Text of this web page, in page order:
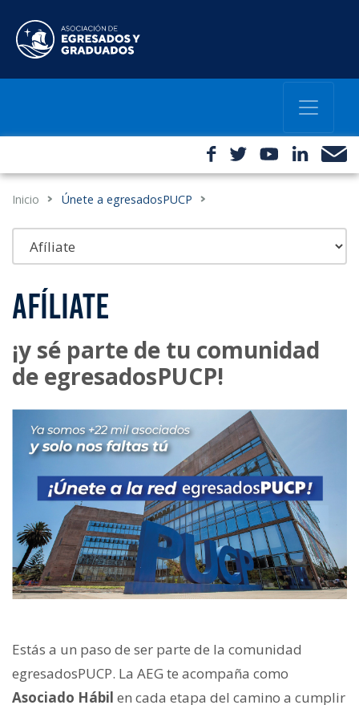
Inicio Únete a egresadosPUCP
AFÍLIATE
¡y sé parte de tu comunidad
de egresadosPUCP!
Estás a un paso de ser parte de la comunidad
egresadosPUCP. La AEG te acompaña como
Asociado Hábil en cada etapa del camino a cumplir